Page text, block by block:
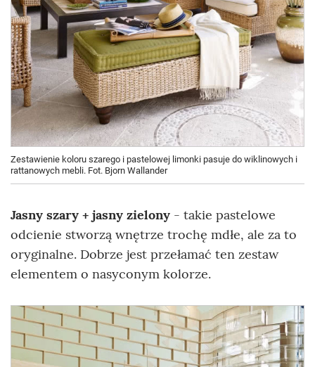
Zestawienie koloru szarego i pastelowej limonki pasuje do wiklinowych i
rattanowych mebli. Fot. Bjorn Wallander
Jasny szary + jasny zielony - takie pastelowe
odcienie stworzą wnętrze trochę mdłe, ale za to
oryginalne. Dobrze jest przełamać ten zestaw
elementem o nasyconym kolorze.